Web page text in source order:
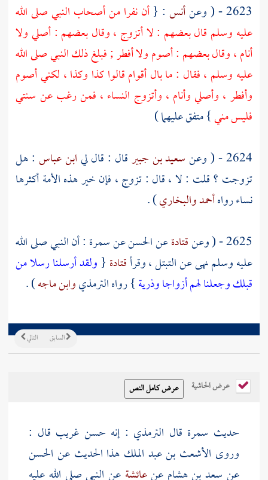
2623 - ( وعن
أنس : {أن نفرا من أصحاب النبي صلى الله
عليه وسلم قال بعضهم : لا أتزوج ، وقال بعضهم : أصلي ولا
أنام ، وقال بعضهم : أصوم ولا أفطر ; فبلغ ذلك النبي صلى الله
عليه وسلم ، فقال : ما بال أقوام قالوا كذا وكذا ، لكني أصوم
وأفطر ، وأصلي وأنام ، وأتزوج النساء ، فمن رغب عن سنتي
فليس مني} متفق عليهما )
2624 - ( وعن
سعيد بن جبيرقال : قال ليابن عباس : هل
تزوجت ؟ قلت : لا ، قال : تزوج ، فإن خير هذه الأمة أكثرها
نساء رواهأحمدوالبخاري) .
2625 - ( وعن
قتادةعنالحسنعنسمرة : أن النبي صلى الله
عليه وسلم نهى عن التبتل ، وقرأقتادة { ولقد أرسلنا رسلا من
قبلك وجعلنا لهم أزواجا وذرية} رواهالترمذيوابن ماجه) .
التالي السابق
عرض الحاشية
حديث سمرة قال الترمذي : إنه حسن غريب قال :
وروى الأشعث بن عبد الملك هذا الحديث عن الحسن
عن سعد بن هشام عنعائشةعن النبي صلى الله عليه